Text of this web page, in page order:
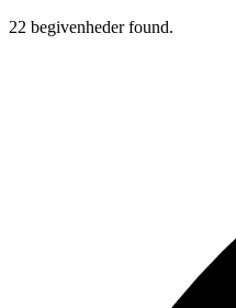
22 begivenheder found.